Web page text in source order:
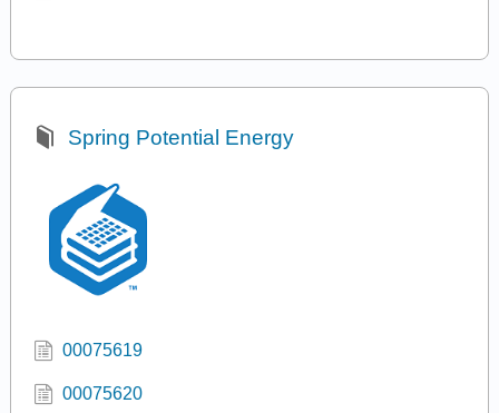
Spring Potential Energy
00075619
00075620